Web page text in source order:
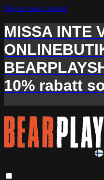
Skip to main content
MISSA INTE
10% rabatt